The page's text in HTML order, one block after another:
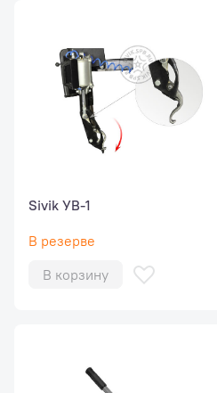
Sivik УВ-1
В резерве
В корзину